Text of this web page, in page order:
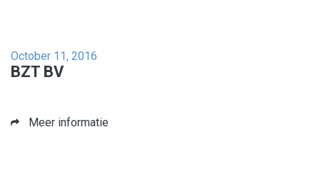
October 11, 2016
BZT BV
Meer informatie